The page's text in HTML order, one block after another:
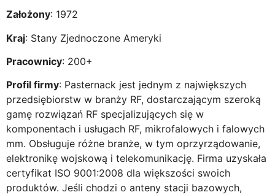
Założony: 1972
Kraj: Stany Zjednoczone Ameryki
Pracownicy: 200+
Profil firmy: Pasternack jest jednym z największych
przedsiębiorstw w branży RF, dostarczającym szeroką
gamę rozwiązań RF specjalizujących się w
komponentach i usługach RF, mikrofalowych i falowych
mm. Obsługuje różne branże, w tym oprzyrządowanie,
elektronikę wojskową i telekomunikację. Firma uzyskała
certyfikat ISO 9001:2008 dla większości swoich
produktów. Jeśli chodzi o anteny stacji bazowych,